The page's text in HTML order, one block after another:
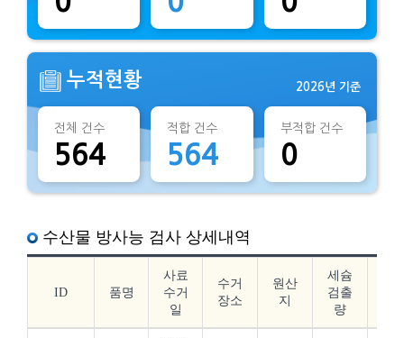
누적현황 2026년 기준
전체 건수
564
적합 건수
564
부적합 건수
0
수산물 방사능 검사 상세내역
ID 품명
사료
수거
일
수거
장소
원산
지
세슘
검출
량